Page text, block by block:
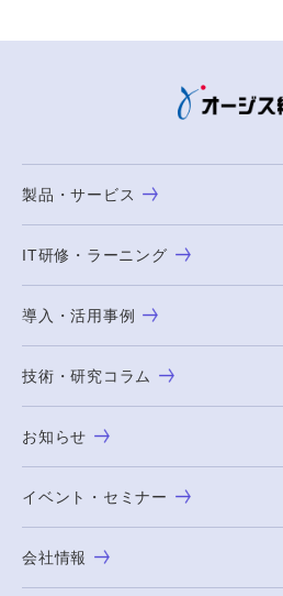
製品・サービス
IT研修・ラーニング
導入・活用事例
技術・研究コラム
お知らせ
イベント・セミナー
会社情報